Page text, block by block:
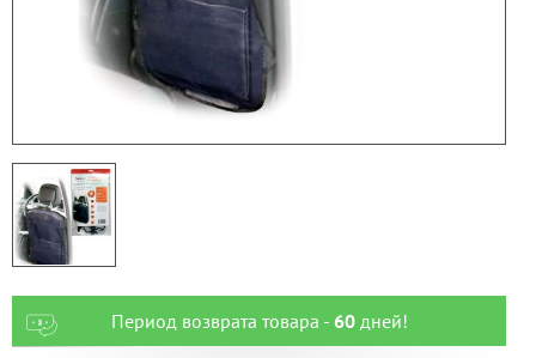
Период возврата товара - 60дней!